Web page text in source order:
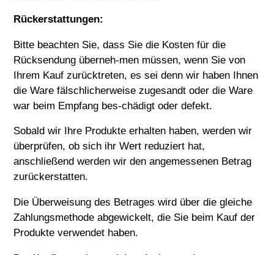
Rückerstattungen:
Bitte beachten Sie, dass Sie die Kosten für die
Rücksendung überneh-men müssen, wenn Sie von
Ihrem Kauf zurücktreten, es sei denn wir haben Ihnen
die Ware fälschlicherweise zugesandt oder die Ware
war beim Empfang bes-chädigt oder defekt.
Sobald wir Ihre Produkte erhalten haben, werden wir
überprüfen, ob sich ihr Wert reduziert hat,
anschließend werden wir den angemessenen Betrag
zurückerstatten.
Die Überweisung des Betrages wird über die gleiche
Zahlungsmethode abgewickelt, die Sie beim Kauf der
Produkte verwendet haben.